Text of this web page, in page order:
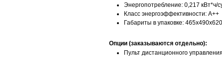
Энергопотребление: 0,217 кВт*ч/
Класс энергоэффективности: A++
Габариты в упаковке:
Опции (заказываются отдельно):
Пульт дистанционного